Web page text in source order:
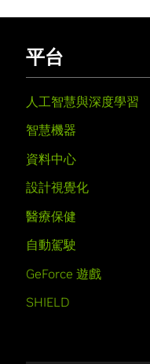
平台
人工智慧與深度學習
智慧機器
資料中心
設計視覺化
醫療保健
自動駕駛
GeForce 遊戲
SHIELD